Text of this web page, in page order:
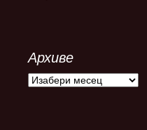
Архиве
А